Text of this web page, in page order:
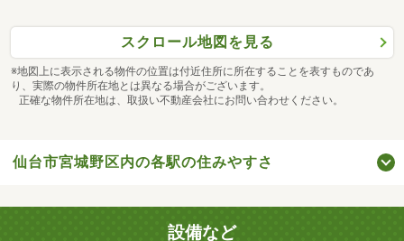
スクロール地図を見る
※地図上に表示される物件の位置は付近住所に所在することを表すものであ
り、実際の物件所在地とは異なる場合がございます。
正確な物件所在地は、取扱い不動産会社にお問い合わせください。
仙台市宮城野区内の各駅の住みやすさ
設備など